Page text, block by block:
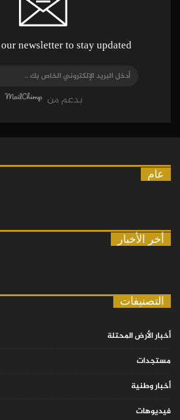
newsletter to stay updated.
بدعم من
عام
أخر الأخبار
التصنيفات
أخبار الأرض المحتلة
مستجدات
أخبار وطنية
فيديوهات